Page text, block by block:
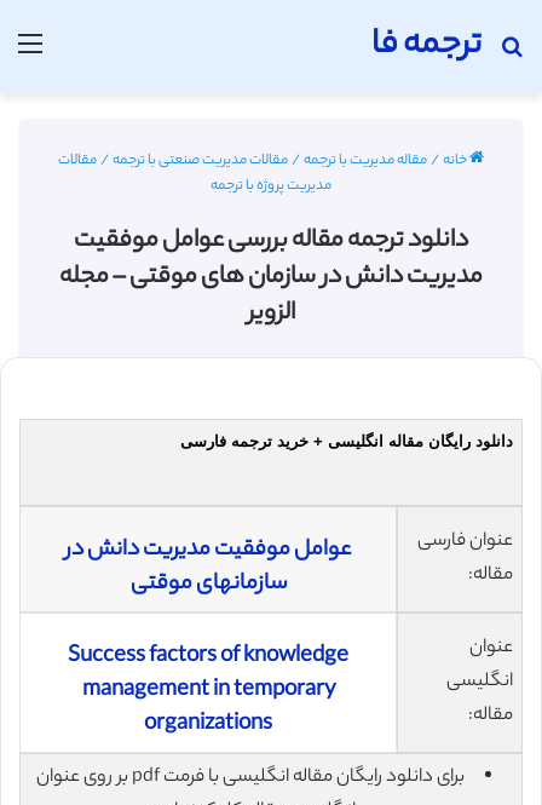
ترجمه فا
جستجو برای
خانه/مقاله مدیریت با ترجمه/مقالات مدیریت صنعتی با ترجمه/مقالات
مدیریت پروژه با ترجمه
دانلود ترجمه مقاله بررسی عوامل موفقیت
مدیریت دانش در سازمان های موقتی – مجله
الزویر
دانلود رایگان مقاله انگلیسی + خرید ترجمه فارسی
عنوان فارسی
مقاله:
عوامل موفقیت مدیریت دانش در
سازمانهای موقتی
عنوان
انگلیسی
مقاله:
Success factors of knowledge
management in temporary
organizations
برای دانلود رایگان مقاله انگلیسی با فرمت pdf بر روی عنوان